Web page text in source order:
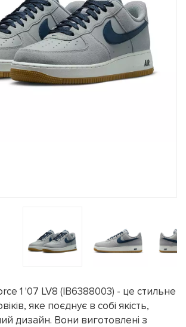
1 '07 LV8 (IB6388003) - це стильне
яке поєднує в собі якість,
дизайн. Вони виготовлені з